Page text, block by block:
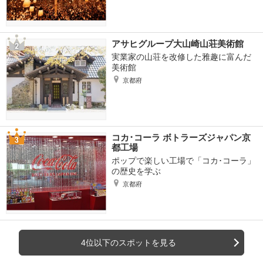
アサヒグループ大山崎山荘美術館
実業家の山荘を改修した雅趣に富んだ
美術館
京都府
コカ･コーラ ボトラーズジャパン京
都工場
ポップで楽しい工場で「コカ･コーラ」
の歴史を学ぶ
京都府
4位以下のスポットを見る